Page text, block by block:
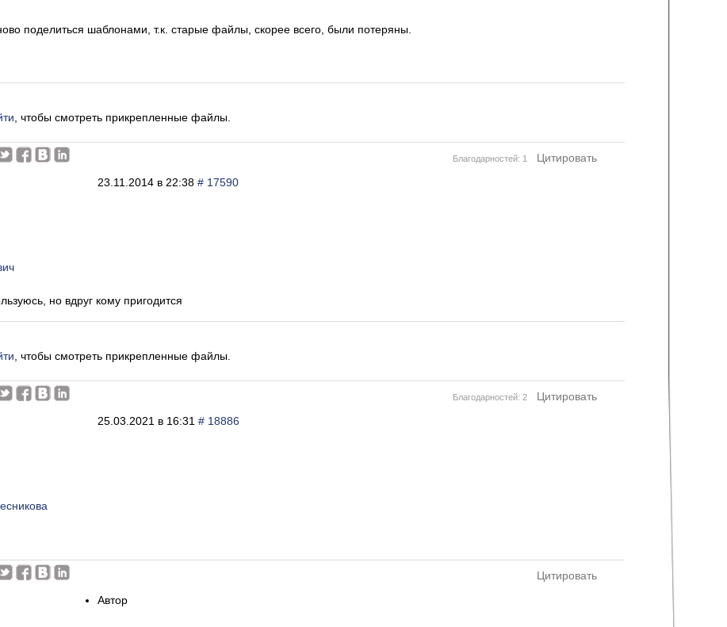
поделиться шаблонами, т.к. старые файлы, скорее всего, были потеряны.
, чтобы смотреть прикрепленные файлы.
Благодарностей: 1
Цитировать
23.11.2014 в 22:38 # 17590
но вдруг кому пригодится
, чтобы смотреть прикрепленные файлы.
Благодарностей: 2
Цитировать
25.03.2021 в 16:31 # 18886
Цитировать
Автор